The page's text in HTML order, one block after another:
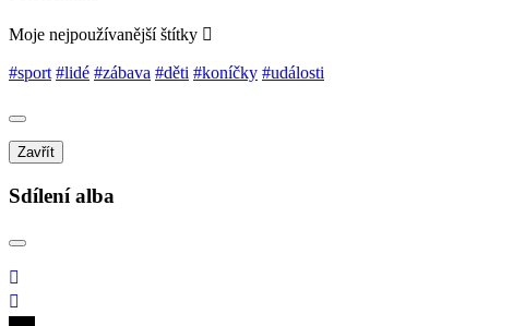
Moje nejpoužívanější štítky
#sport #lidé #zábava #děti #koníčky #události
Zavřít
Sdílení alba